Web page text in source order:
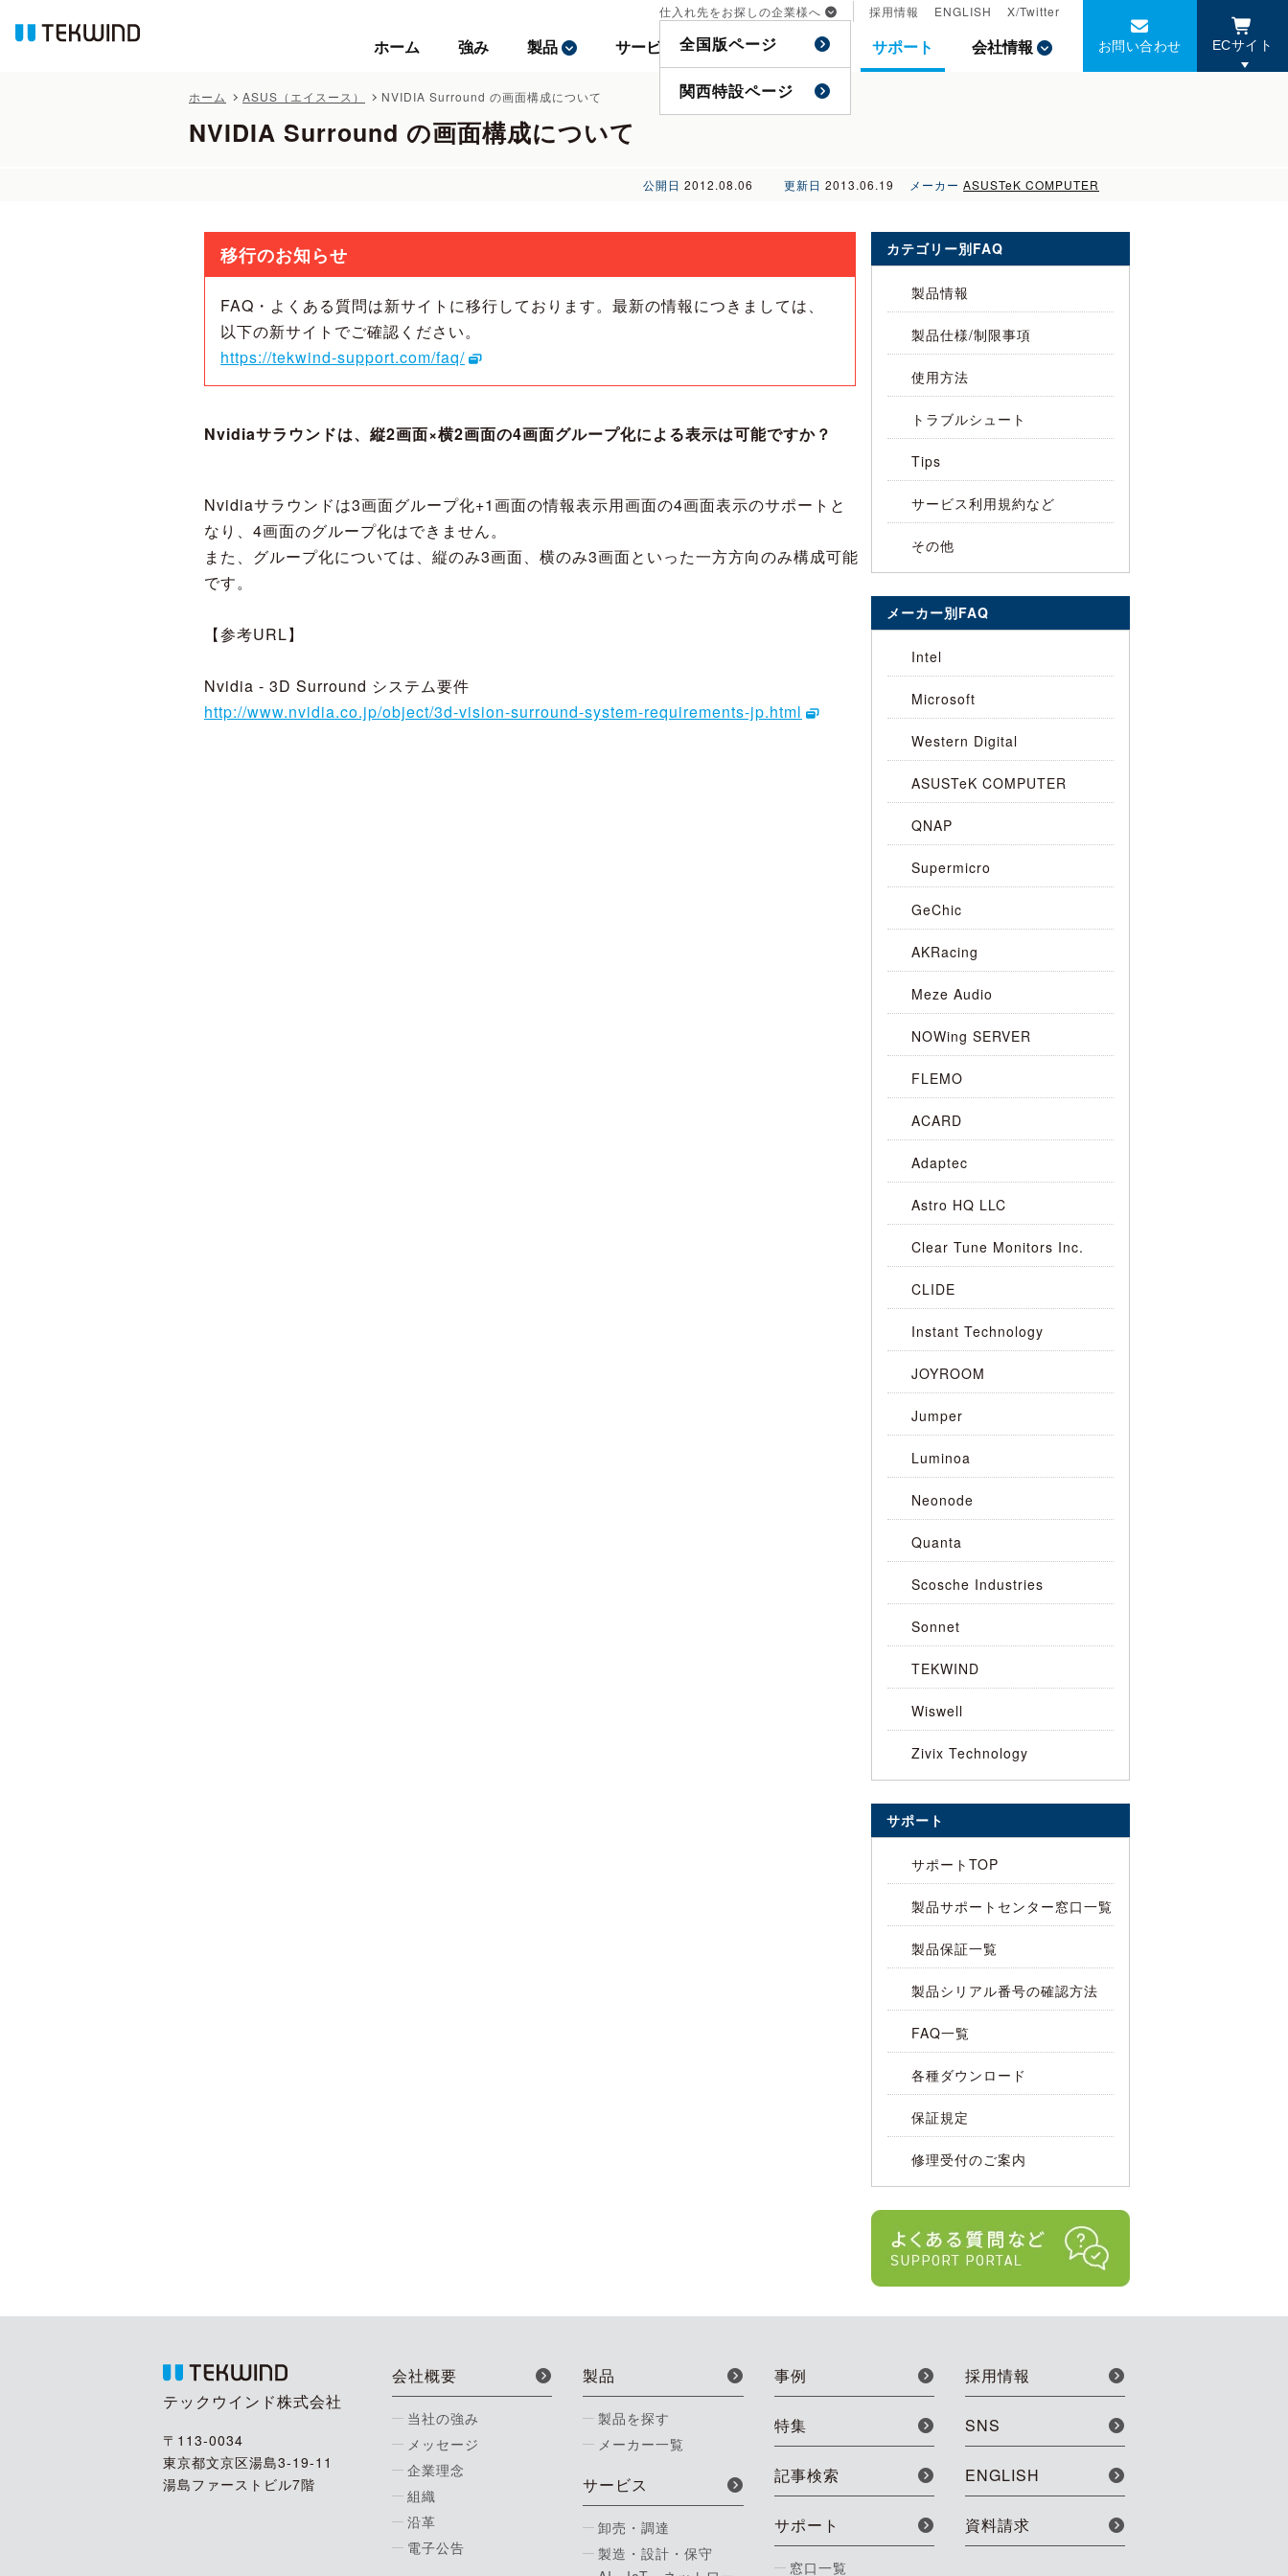
ホーム 強み 製品 サービス 事例 特集 サポート 会社情報
仕入れ先をお探しの企業様へ
全国版ページ
関西特設ページ
採用情報 ENGLISH X/Twitter
お問い合わせ ECサイト
ホーム ASUS（エイスース） NVIDIA Surround の画面構成について
NVIDIA Surround の画面構成について
公開日 2012.08.06 更新日 2013.06.19 メーカー ASUSTeK COMPUTER
ホーム 強み 製品 サービス 事例 特集 サポート 会社情報
仕入れ先をお探しの企業様へ
全国版ページ
関西特設ページ
採用情報 ENGLISH X/Twitter
お問い合わせ ECサイト
移行のお知らせ
FAQ・よくある質問は新サイトに移行しております。最新の情報につきましては、
以下の新サイトでご確認ください。
https://tekwind-support.com/faq/
Nvidiaサラウンドは、縦2画面×横2画面の4画面グループ化による表示は可能ですか？
Nvidiaサラウンドは3画面グループ化+1画面の情報表示用画面の4画面表示のサポートと
なり、4画面のグループ化はできません。
また、グループ化については、縦のみ3画面、横のみ3画面といった一方方向のみ構成可能
です。
【参考URL】
Nvidia - 3D Surround システム要件
http://www.nvidia.co.jp/object/3d-vision-surround-system-requirements-jp.html
カテゴリー別FAQ
製品情報
製品仕様/制限事項
使用方法
トラブルシュート
Tips
サービス利用規約など
その他
メーカー別FAQ
Intel
Microsoft
Western Digital
ASUSTeK COMPUTER
QNAP
Supermicro
GeChic
AKRacing
Meze Audio
NOWing SERVER
FLEMO
ACARD
Adaptec
Astro HQ LLC
Clear Tune Monitors Inc.
CLIDE
Instant Technology
JOYROOM
Jumper
Luminoa
Neonode
Quanta
Scosche Industries
Sonnet
TEKWIND
Wiswell
Zivix Technology
サポート
サポートTOP
製品サポートセンター窓口一覧
製品保証一覧
製品シリアル番号の確認方法
FAQ一覧
各種ダウンロード
保証規定
修理受付のご案内
テックウインド株式会社
〒113-0034
東京都文京区湯島3-19-11
湯島ファーストビル7階
会社概要
当社の強み
メッセージ
企業理念
組織
沿革
電子公告
製品
製品を探す
メーカー一覧
サービス
卸売・調達
製造・設計・保守
事例
特集
記事検索
サポート
窓口一覧
採用情報
SNS
ENGLISH
資料請求